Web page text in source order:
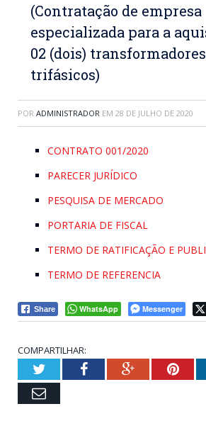
(Contratação de empresa
especializada para a
02 (dois) transformadores
trifásicos)
POR ADMINISTRADOR EM 28 DE JULHO DE 2020
CONTRATO 001/2020
PARECER JURÍDICO
PESQUISA DE MERCADO
PORTARIA DE FISCAL
TERMO DE RATIFICAÇÃO E
TERMO DE REFERENCIA
Share WhatsApp Messenger
COMPARTILHAR:
TwitterFacebookGoogle+
Email